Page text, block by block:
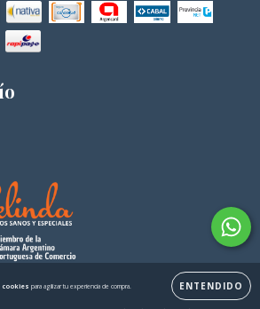
cookies para agilizar tu experiencia de compra. ENTENDIDO